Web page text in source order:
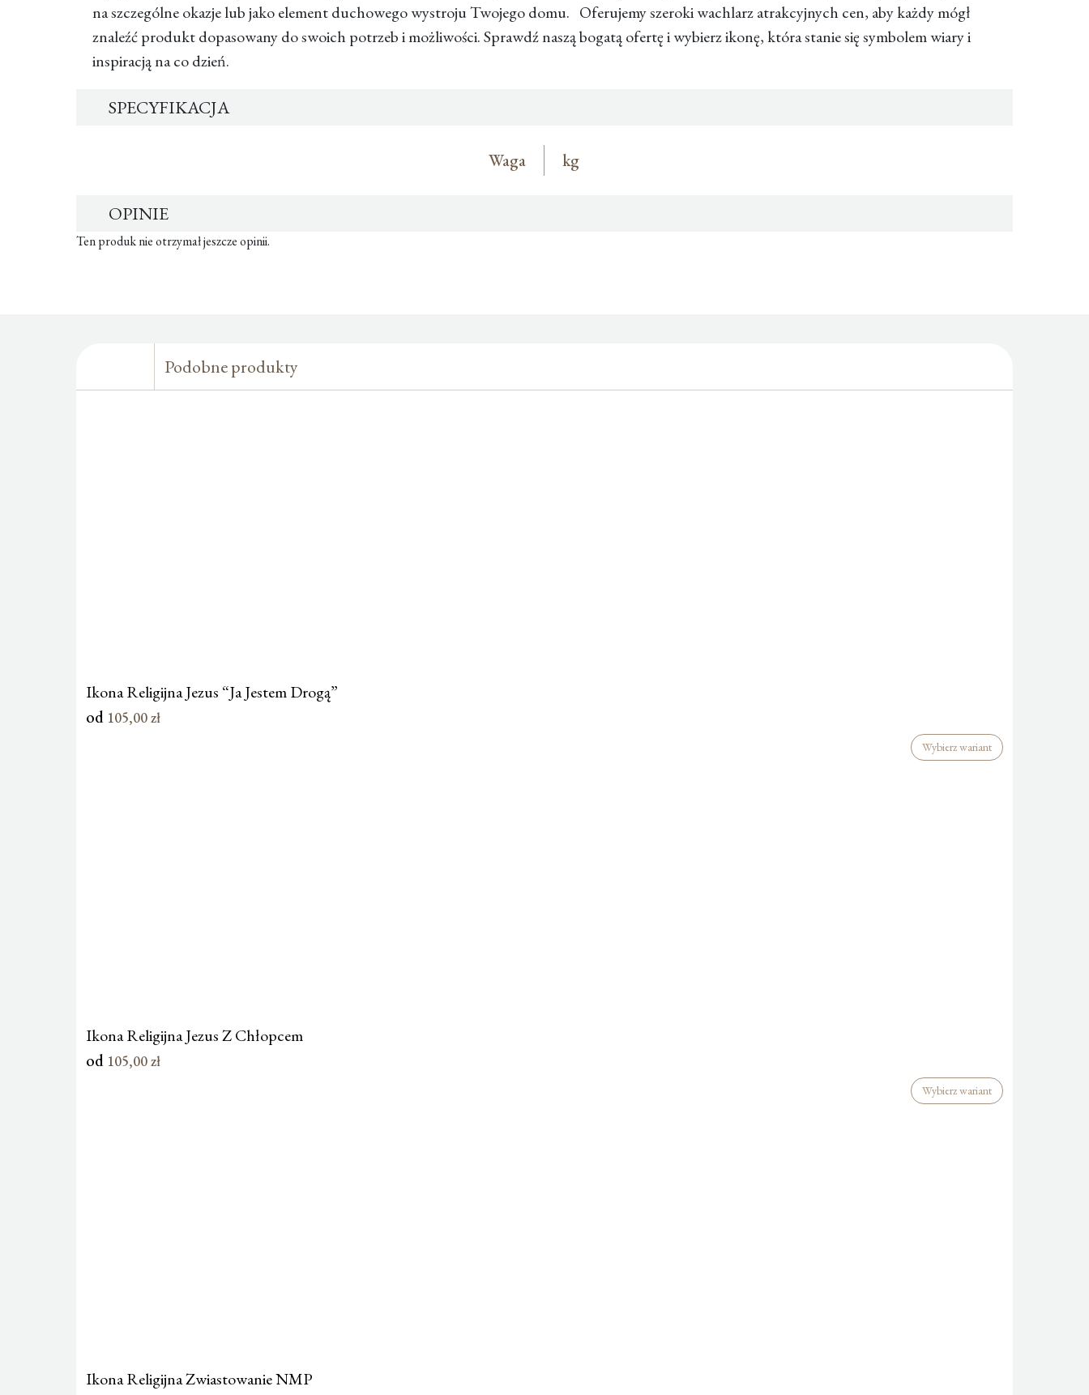
na szczególne okazje lub jako element duchowego wystroju Twojego domu. Oferujemy szeroki wachlarz atrakcyjnych cen, aby każdy mógł
znaleźć produkt dopasowany do swoich potrzeb i możliwości. Sprawdź naszą bogatą ofertę i wybierz ikonę, która stanie się symbolem wiary i
inspiracją na co dzień.
SPECYFIKACJA
Waga kg
OPINIE
Ten produk nie otrzymał jeszcze opinii.
Podobne produkty
Ikona Religijna Jezus “Ja Jestem Drogą”
od 105,00zł
Wybierz wariant
Ikona Religijna Jezus Z Chłopcem
od 105,00zł
Wybierz wariant
Ikona Religijna Zwiastowanie NMP